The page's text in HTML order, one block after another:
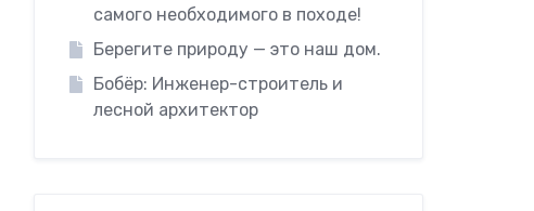
самого необходимого в походе!
Берегите природу — это наш дом.
Бобёр: Инженер-строитель и
лесной архитектор